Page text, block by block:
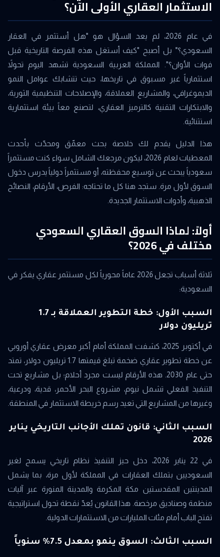
الاستثمار العقاري الأولى الآن؟
في عام 2026، لم يعد السؤال هو "هل أستثمر في العقار
السعودي؟" بل أصبح "كيف أستغل هذه الفرصة التاريخية قبل
فوات الأوان؟". المملكة العربية السعودية تشهد اليوم تحولاً
استثمارياً غير مسبوق في تاريخها، حيث تتشابك عوامل النمو
الديموغرافي، والمشاريع العملاقة، والإصلاحات التنظيمية الثورية،
والابتكارات التقنية كالترميز العقاري، لتصنع معاً بيئة استثمارية
استثنائية.
هذا الدليل يقدم لك خلاصة بحث معمّق ومحدّث بأحدث
المعطيات لعام 2026، ليكون مرجعك الشامل سواء كنت مستثمراً
سعودياً يبحث عن توسيع محفظته، أو مستثمراً دولياً يدرس دخول
السوق لأول مرة. ستجد هنا كل ما تحتاجه: الفرص، الأرقام، النصائح
الذهبية، وأدوات الاستثمار الجديدة.
أولاً: لماذا السوق العقاري السعودي
مختلف في 2026؟
ثلاثة أسباب تجعل 2026 عاماً محورياً لكل مستثمر عقاري يفكر في
السعودية:
السبب الأول: خطة التطوير العملاقة بـ 1.7
تريليون دولار
في أكتوبر 2025، كشفت المملكة أمام أكبر معرض عقاري أوروبي
عن خطة تطوير عقاري ضخمة تبلغ قيمتها 1.7 تريليون دولار، تمتد
حتى عام 2030. هذه الأرقام ليست مجرد أحلام؛ بل مشاريع تحت
التنفيذ الفعلي تشمل نيوم، مشروع البحر الأحمر، قدية، ودرعية،
وغيرها من المشاريع التي تعيد رسم خريطة الاستثمار في المنطقة.
السبب الثاني: قانون تملك الأجانب التاريخي يناير
2026
في 22 يناير 2026، دخل حيز التنفيذ نظام تاريخي يسمح لغير
السعوديين بتملك العقارات في المملكة لأول مرة، بما يشمل
المدينتين المقدستين مكة المكرمة والمدينة المنورة عبر آليات
منظمة وصناديق مرخصة. هذا القانون يُعدّ نقطة تحول استراتيجية
تفتح الباب أمام مئات المليارات من الاستثمارات الدولية.
السبب الثالث: السوق ينمو بمعدل 7.5% سنوياً